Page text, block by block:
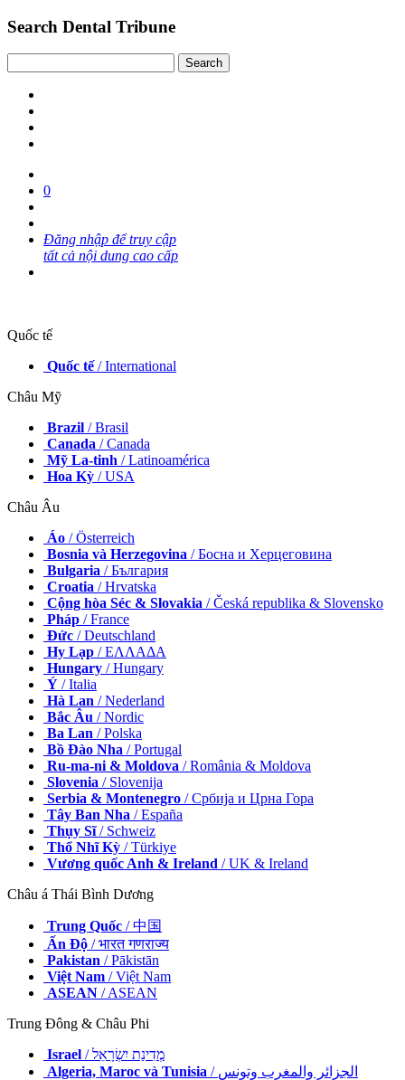
Search Dental Tribune
0
Đăng nhập để truy cập
tất cả nội dung cao cấp
Quốc tế
Quốc tế/ International
Châu Mỹ
Brazil / Brasil
Canada / Canada
Mỹ La-tinh / Latinoamérica
Hoa Kỳ / USA
Châu Âu
Áo / Österreich
Bosnia và Herzegovina / Босна и Херцеговина
Bulgaria / България
Croatia / Hrvatska
Cộng hòa Séc & Slovakia / Česká republika & Slovensko
Pháp / France
Đức / Deutschland
Hy Lạp / ΕΛΛΑΔΑ
Hungary / Hungary
Ý / Italia
Hà Lan / Nederland
Bắc Âu / Nordic
Ba Lan / Polska
Bồ Đào Nha / Portugal
Ru-ma-ni & Moldova / România & Moldova
Slovenia / Slovenija
Serbia & Montenegro / Србија и Црна Гора
Tây Ban Nha / España
Thụy Sĩ/ Schweiz
Thổ Nhĩ Kỳ / Türkiye
Vương quốc Anh & Ireland / UK & Ireland
Châu á Thái Bình Dương
Trung Quốc / 中国
Ấn Độ / भारत गणराज्य
Pakistan / Pākistān
Việt Nam / Việt Nam
ASEAN / ASEAN
Trung Đông & Châu Phi
Israel
/ מְדִינַת יִשְׂרָאֵל
Algeria, Maroc và Tunisia
/ الجزائر والمغرب وتونس